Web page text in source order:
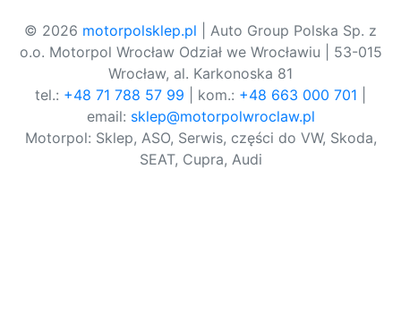
© 2026 motorpolsklep.pl | Auto Group Polska Sp. z
o.o. Motorpol Wrocław Odział we Wrocławiu | 53-015
Wrocław, al. Karkonoska 81
tel.: +48 71 788 57 99 | kom.: +48 663 000 701
email: sklep@motorpolwroclaw.pl
Motorpol: Sklep, ASO, Serwis, części do VW, Skoda,
SEAT, Cupra, Audi